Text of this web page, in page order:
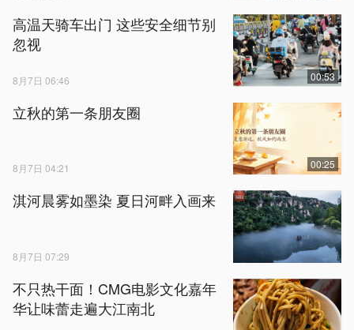
高温天骑车出门 这些安全细节别
忽视
8月7日 06:46 00:53
立秋的第一条朋友圈
8月7日 04:21 00:25
淇河晨雾如墨染 夏日河畔入画来
8月7日 07:29
不只热干面！CMG电影文化嘉年
华让味蕾走遍大江南北